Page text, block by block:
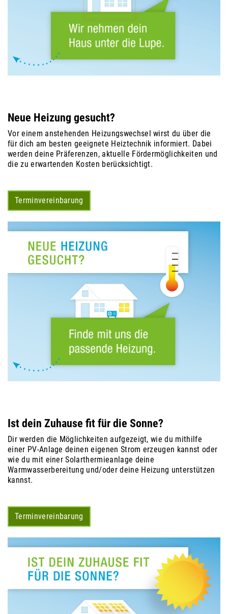
Neue Heizung gesucht?
Vor einem anstehenden Heizungswechsel wirst du über die
für dich am besten geeignete Heiztechnik informiert. Dabei
werden deine Präferenzen, aktuelle Fördermöglichkeiten und
die zu erwartenden Kosten berücksichtigt.
Terminvereinbarung
Ist dein Zuhause fit für die Sonne?
Dir werden die Möglichkeiten aufgezeigt, wie du mithilfe
einer PV-Anlage deinen eigenen Strom erzeugen kannst oder
wie du mit einer Solarthermieanlage deine
Warmwasserbereitung und/oder deine Heizung unterstützen
kannst.
Terminvereinbarung